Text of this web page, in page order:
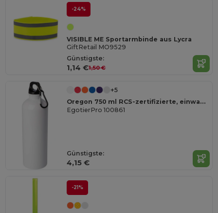
-24%
VISIBLE ME Sportarmbinde aus Lycra
GiftRetail MO9529
Günstigste:
1,14 €1,50 €
+5
Oregon 750 ml RCS-zertifizierte, einwandige Trinkflasche aus Edelstahl mit Karabinerhaken
EgotierPro 100861
Günstigste:
4,15 €
-21%